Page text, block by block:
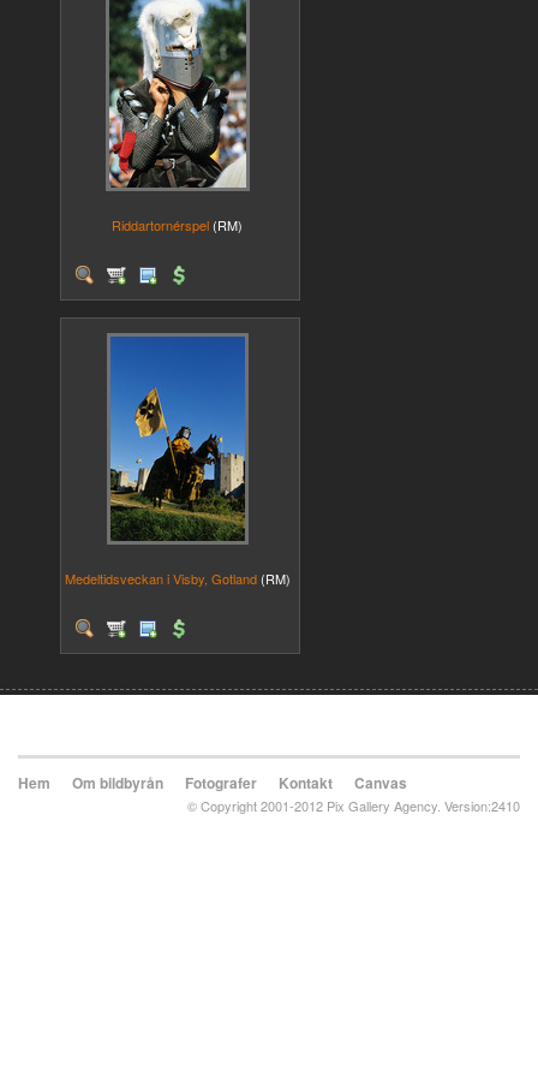
Riddartornérspel (RM)
Medeltidsveckan i Visby, Gotland (RM)
Hem Om bildbyrån Fotografer Kontakt Canvas
© Copyright 2001-2012 Pix Gallery Agency. Version:2410